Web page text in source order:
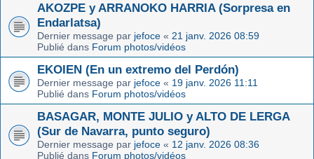
AKOZPE y ARRANOKO HARRIA (Sorpresa en
Endarlatsa)
Dernier message par jefoce « 21 janv. 2026 08:59
Publié dans Forum photos/vidéos
EKOIEN (En un extremo del Perdón)
Dernier message par jefoce « 19 janv. 2026 11:11
Publié dans Forum photos/vidéos
BASAGAR, MONTE JULIO y ALTO DE LERGA
(Sur de Navarra, punto seguro)
Dernier message par jefoce « 12 janv. 2026 08:36
Publié dans Forum photos/vidéos